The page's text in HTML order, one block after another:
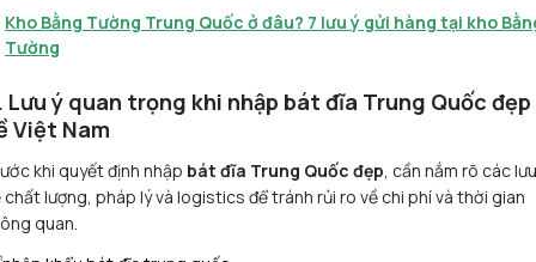
Kho Bằng Tường Trung Quốc ở đâu? 7 lưu ý gửi hàng tại kho
Tường
Lưu ý quan trọng khi nhập bát đĩa Trung Quốc đẹp
Việt Nam
khi quyết định nhập bát đĩa Trung Quốc đẹp, cần nắm rõ các
chất lượng, pháp lý và logistics để tránh rủi ro về chi phí và thời gian
quan.